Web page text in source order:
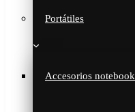
Portátiles
Accesorios notebook